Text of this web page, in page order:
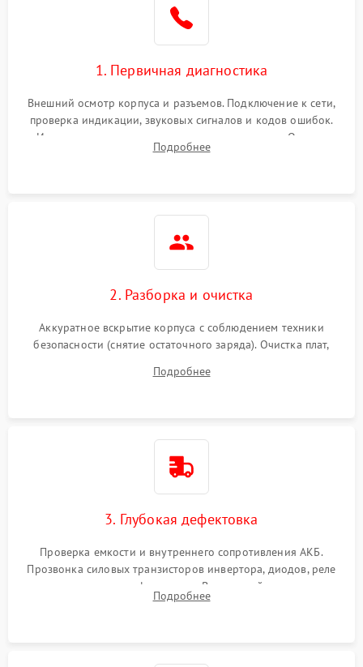
1. Первичная диагностика
Внешний осмотр корпуса и разъемов. Подключение к сети,
проверка индикации, звуковых сигналов и кодов ошибок.
Измерение входного и выходного напряжения. Оценка
реакции ИБП на отключение основного питания без
Подробнее
2. Разборка и очистка
Аккуратное вскрытие корпуса с соблюдением техники
безопасности (снятие остаточного заряда). Очистка плат,
и кистей для предотвращения перегрева и замыканий.
Подробнее
3. Глубокая дефектовка
Проверка емкости и внутреннего сопротивления АКБ.
Прозвонка силовых транзисторов инвертора, диодов, реле
переключения и трансформатора. Визуальный поиск вздутых
конденсаторов и прогаров на печатной плате.
Подробнее